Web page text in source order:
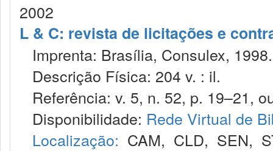
2002
L & C: revista de licitações e
Imprenta: Brasília, Consulex, 1998.
Descrição Física: 204 v. : il.
Referência: v. 5, n. 52, p. 19–21,
Disponibilidade: Rede Virtual de
Localização: CAM, CLD, SEN,